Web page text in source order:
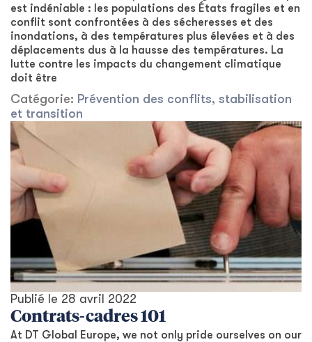
est indéniable : les populations des États fragiles et en
conflit sont confrontées à des sécheresses et des
inondations, à des températures plus élevées et à des
déplacements dus à la hausse des températures. La
lutte contre les impacts du changement climatique
doit être
Catégorie: Prévention des conflits, stabilisation
et transition
Publié le 28 avril 2022
Contrats-cadres 101
At DT Global Europe, we not only pride ourselves on our